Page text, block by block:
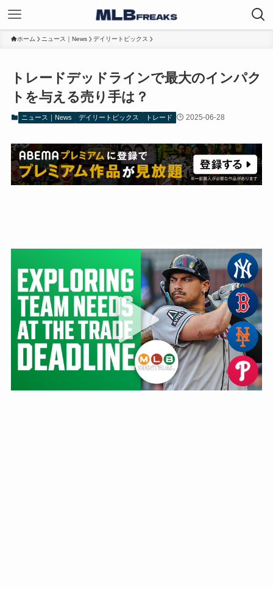
ホーム ニュース｜News デイリートピックス
トレードデッドラインで最大のインパク
トを与える売り手は？
ニュース｜News デイリートピックス トレード 2025-06-28